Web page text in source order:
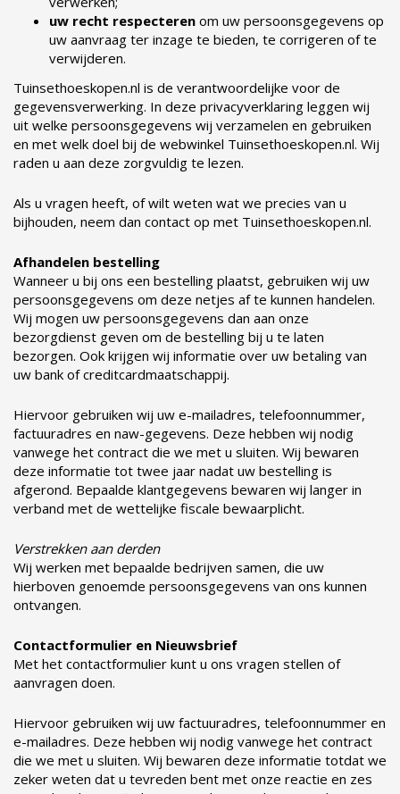
uw recht respecteren om uw persoonsgegevens op
uw aanvraag ter inzage te bieden, te corrigeren of te
verwijderen.
Tuinsethoeskopen.nl is de verantwoordelijke voor de
gegevensverwerking. In deze privacyverklaring leggen wij
uit welke persoonsgegevens wij verzamelen en gebruiken
en met welk doel bij de webwinkel Tuinsethoeskopen.nl. Wij
raden u aan deze zorgvuldig te lezen.
Als u vragen heeft, of wilt weten wat we precies van u
bijhouden, neem dan contact op met Tuinsethoeskopen.nl.
Afhandelen bestelling
Wanneer u bij ons een bestelling plaatst, gebruiken wij uw
persoonsgegevens om deze netjes af te kunnen handelen.
Wij mogen uw persoonsgegevens dan aan onze
bezorgdienst geven om de bestelling bij u te laten
bezorgen. Ook krijgen wij informatie over uw betaling van
uw bank of creditcardmaatschappij.
Hiervoor gebruiken wij uw e-mailadres, telefoonnummer,
factuuradres en naw-gegevens. Deze hebben wij nodig
vanwege het contract die we met u sluiten. Wij bewaren
deze informatie tot twee jaar nadat uw bestelling is
afgerond. Bepaalde klantgegevens bewaren wij langer in
verband met de wettelijke fiscale bewaarplicht.
Verstrekken aan derden
Wij werken met bepaalde bedrijven samen, die uw
hierboven genoemde persoonsgegevens van ons kunnen
ontvangen.
Contactformulier en Nieuwsbrief
Met het contactformulier kunt u ons vragen stellen of
aanvragen doen.
Hiervoor gebruiken wij uw factuuradres, telefoonnummer en
e-mailadres. Deze hebben wij nodig vanwege het contract
die we met u sluiten. Wij bewaren deze informatie totdat we
zeker weten dat u tevreden bent met onze reactie en zes